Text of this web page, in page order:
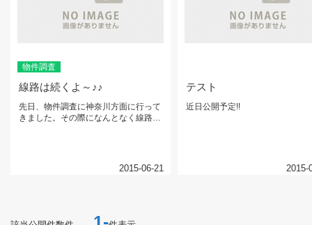
物件調査
線路は続くよ～♪♪
先日、物件調査に神奈川方面に行って
きました。その際になんとなく線路か
2015-06-21
テスト
近日公開予定!!
2015-